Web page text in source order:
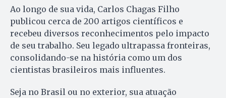
Ao longo de sua vida, Carlos Chagas Filho
publicou cerca de 200 artigos científicos e
recebeu diversos reconhecimentos pelo impacto
de seu trabalho. Seu legado ultrapassa fronteiras,
consolidando-se na história como um dos
cientistas brasileiros mais influentes.
Seja no Brasil ou no exterior, sua atuação